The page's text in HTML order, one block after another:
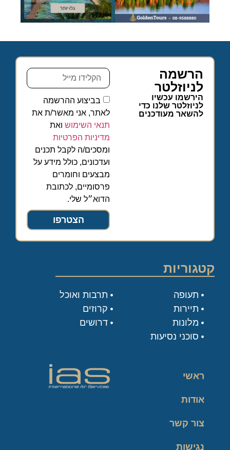
הרשמה
לניוזלטר
הירשמו עכשיו
לניוזלטר שלנו כדי
להשאר מעודכנים
בביצוע ההרשמה
לאתר, אני מאשר/ת את
תנאי השימוש ואת
מדיניות הפרטיות
ומסכים/ה לקבל תכנים
ועדכונים, כולל מידע על
מבצעים וחומרים
פרסומיים, לכתובת
הדוא״ל שלי.
הצטרפו
קטגוריות
תעופה
תיירות
מלונות
סוכני נסיעות
תרבות ואוכל
קרוזים
דרושים
ראשי
אודות
צור קשר
נגישות